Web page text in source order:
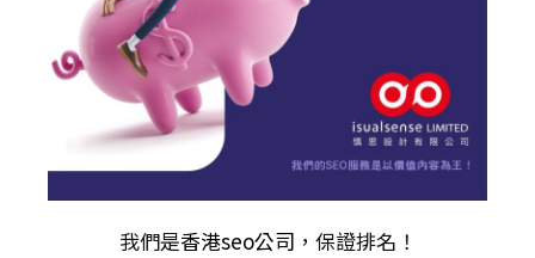
我們是香港seo公司 ，保證排名！